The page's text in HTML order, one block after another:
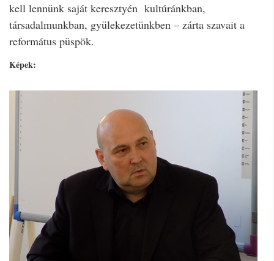
kell lennünk saját keresztyén kultúránkban,
társadalmunkban, gyülekezetünkben – zárta szavait a
református püspök.
Képek: